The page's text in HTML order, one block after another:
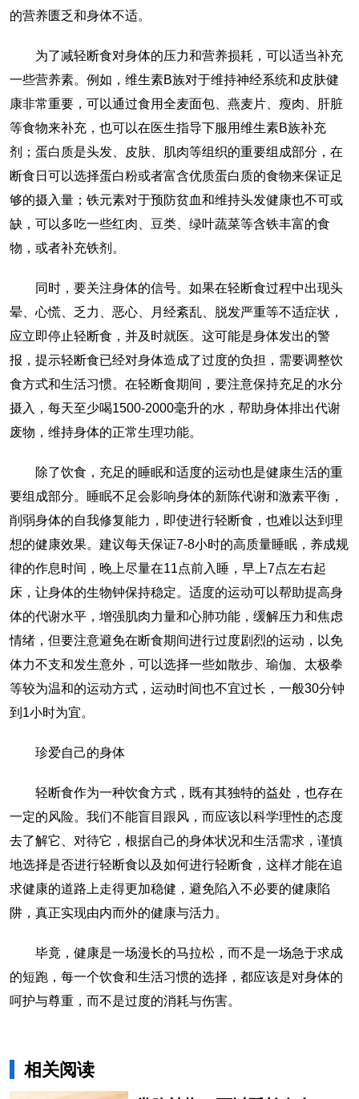
的营养匮乏和身体不适。
为了减轻断食对身体的压力和营养损耗，可以适当补充
一些营养素。例如，维生素B族对于维持神经系统和皮肤健
康非常重要，可以通过食用全麦面包、燕麦片、瘦肉、肝脏
等食物来补充，也可以在医生指导下服用维生素B族补充
剂；蛋白质是头发、皮肤、肌肉等组织的重要组成部分，在
断食日可以选择蛋白粉或者富含优质蛋白质的食物来保证足
够的摄入量；铁元素对于预防贫血和维持头发健康也不可或
缺，可以多吃一些红肉、豆类、绿叶蔬菜等含铁丰富的食
物，或者补充铁剂。
同时，要关注身体的信号。如果在轻断食过程中出现头
晕、心慌、乏力、恶心、月经紊乱、脱发严重等不适症状，
应立即停止轻断食，并及时就医。这可能是身体发出的警
报，提示轻断食已经对身体造成了过度的负担，需要调整饮
食方式和生活习惯。在轻断食期间，要注意保持充足的水分
摄入，每天至少喝1500-2000毫升的水，帮助身体排出代谢
废物，维持身体的正常生理功能。
除了饮食，充足的睡眠和适度的运动也是健康生活的重
要组成部分。睡眠不足会影响身体的新陈代谢和激素平衡，
削弱身体的自我修复能力，即使进行轻断食，也难以达到理
想的健康效果。建议每天保证7-8小时的高质量睡眠，养成规
律的作息时间，晚上尽量在11点前入睡，早上7点左右起
床，让身体的生物钟保持稳定。适度的运动可以帮助提高身
体的代谢水平，增强肌肉力量和心肺功能，缓解压力和焦虑
情绪，但要注意避免在断食期间进行过度剧烈的运动，以免
体力不支和发生意外，可以选择一些如散步、瑜伽、太极拳
等较为温和的运动方式，运动时间也不宜过长，一般30分钟
到1小时为宜。
珍爱自己的身体
轻断食作为一种饮食方式，既有其独特的益处，也存在
一定的风险。我们不能盲目跟风，而应该以科学理性的态度
去了解它、对待它，根据自己的身体状况和生活需求，谨慎
地选择是否进行轻断食以及如何进行轻断食，这样才能在追
求健康的道路上走得更加稳健，避免陷入不必要的健康陷
阱，真正实现由内而外的健康与活力。
毕竟，健康是一场漫长的马拉松，而不是一场急于求成
的短跑，每一个饮食和生活习惯的选择，都应该是对身体的
呵护与尊重，而不是过度的消耗与伤害。
相关阅读